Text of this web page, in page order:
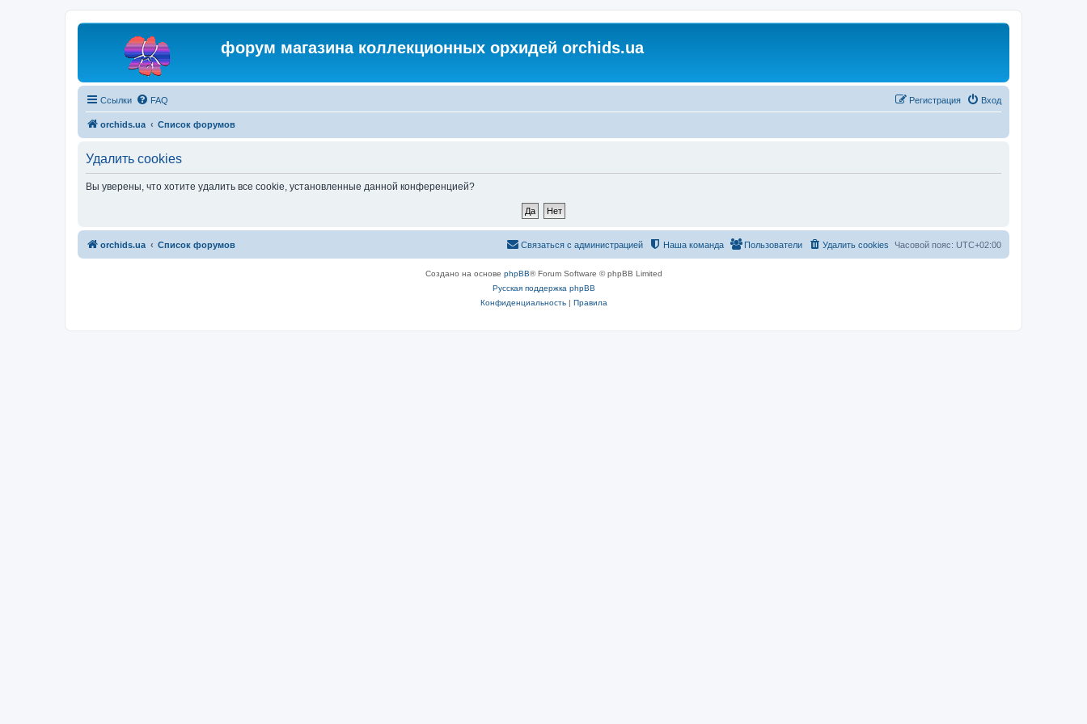
форум магазина коллекционных орхидей orchids.ua
Ссылки FAQ Вход
Регистрация
orchids.ua Список форумов
Удалить cookies
Вы уверены, что хотите удалить все cookie, установленные данной конференцией?
orchids.ua Список форумов Часовой пояс: UTC+02:00
Удалить cookies
Пользователи
Наша команда
Связаться с администрацией
Создано на основе phpBB® Forum Software © phpBB Limited
Русская поддержка phpBB
Конфиденциальность| Правила